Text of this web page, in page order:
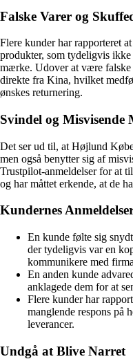
Falske Varer og
Flere kunder har rapporteret
produkter, som tydeligvis
mærke. Udover at være falske
direkte fra Kina, hvilket
ønskes returnering.
Svindel og Misvisende
Det ser ud til, at Højlund
men også benytter sig af
Trustpilot-anmeldelser for at
og har måttet erkende, at de
Kundernes
En kunde følte sig
der tydeligvis var en
kommunikere med
En anden kunde
anklagede dem for at
Flere kunder har
manglende respons på
leverancer.
Undgå at Blive Narret